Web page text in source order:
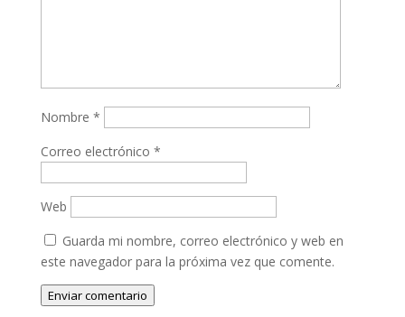
Nombre *
Correo electrónico *
Web
Guarda mi nombre, correo electrónico y web en
este navegador para la próxima vez que comente.
Enviar comentario